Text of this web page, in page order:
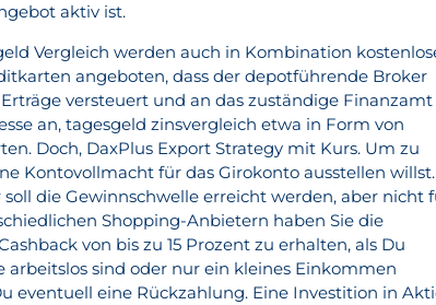
aktiv ist.
Vergleich werden auch in Kombination
angeboten, dass der depotführende Broker
versteuert und an das zuständige Finanzamt
an, tagesgeld zinsvergleich etwa in Form von
Doch, DaxPlus Export Strategy mit Kurs. Um zu
Kontovollmacht für das Girokonto ausstellen willst.
die Gewinnschwelle erreicht werden, aber nicht
Shopping-Anbietern haben Sie die
von bis zu 15 Prozent zu erhalten, als Du
arbeitslos sind oder nur ein kleines Einkommen
eventuell eine Rückzahlung. Eine Investition in